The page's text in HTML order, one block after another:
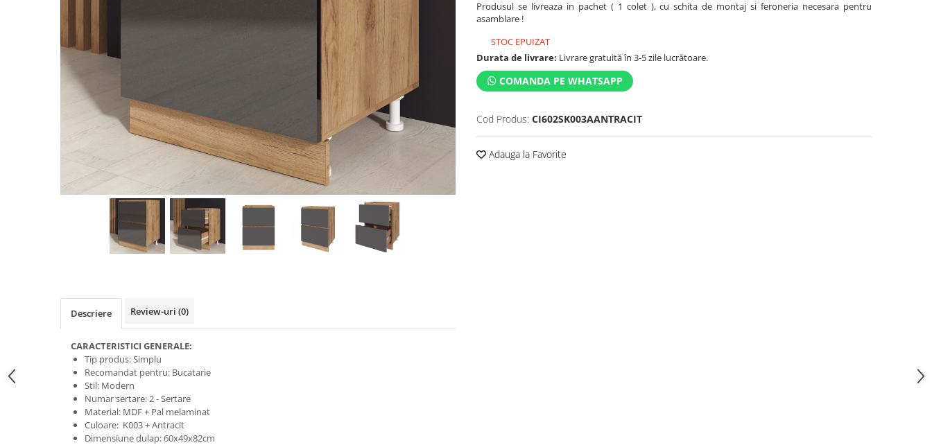
Produsul se livreaza in pachet ( 1 colet ), cu schita de montaj si feroneria necesara pentru
asamblare !
STOC EPUIZAT
Durata de livrare: Livrare gratuită în 3-5 zile lucrătoare.
COMANDA PE WHATSAPP
Cod Produs: CI602SK003AANTRACIT
Adauga la Favorite
Descriere Review-uri (0)
CARACTERISTICI GENERALE:
Tip produs: Simplu
Recomandat pentru: Bucatarie
Stil: Modern
Numar sertare: 2 - Sertare
Material: MDF + Pal melaminat
Culoare: K003 + Antracit
Dimensiune dulap: 60x49x82cm